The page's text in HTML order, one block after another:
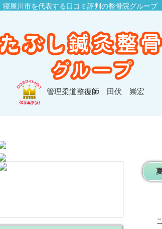
寝屋川市を代表する口コミ評判の整骨院グループ
管理柔道整復師 田伏 崇宏